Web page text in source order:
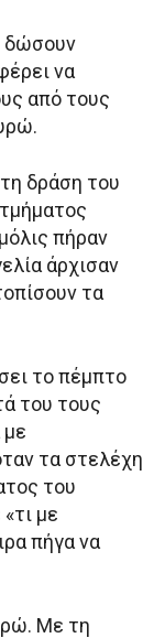
δώσουν
να
από τους
δράση του
πήραν
άρχισαν
τα
το πέμπτο
του τους
τα στελέχη
του
με
πήγα να
Με τη